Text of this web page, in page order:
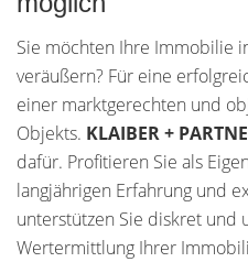
Sie möchten Ihre Immobilie
veräußern? Für eine
einer marktgerechten und
Objekts. KLAIBER +
dafür. Profitieren Sie als
langjährigen Erfahrung und
unterstützen Sie diskret
Wertermittlung Ihrer